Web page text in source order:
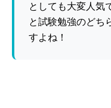
としても大変人気
と試験勉強のどち
すよね！